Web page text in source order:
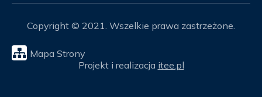
Copyright © 2021. Wszelkie prawa zastrzeżone.
Mapa Strony
Projekt i realizacja itee.pl